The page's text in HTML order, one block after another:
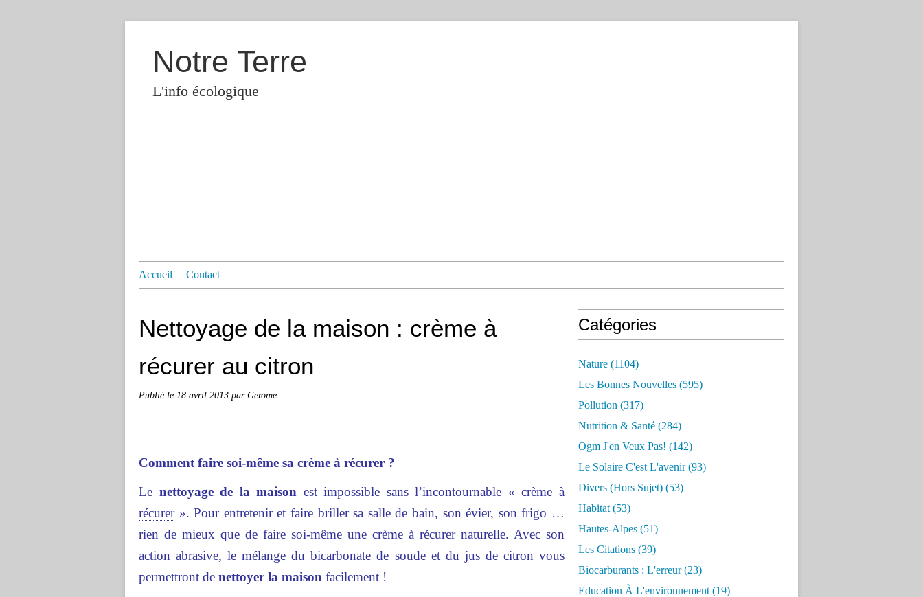
Notre Terre
L'info écologique
Accueil Contact
Nettoyage de la maison : crème à
récurer au citron
Publié le 18 avril 2013 par Gerome
Comment faire soi-même sa crème à récurer ?
Le nettoyage de la maison est impossible sans l’incontournable «crème à
récurer». Pour entretenir et faire briller sa salle de bain, son évier, son frigo …
rien de mieux que de faire soi-même une crème à récurer naturelle. Avec son
action abrasive, le mélange dubicarbonate de soudeet du jus de citron vous
permettront de nettoyer la maison facilement !
Catégories
Nature (1104)
Les Bonnes Nouvelles (595)
Pollution (317)
Nutrition & Santé (284)
Ogm J'en Veux Pas! (142)
Le Solaire C'est L'avenir(93)
Divers (hors Sujet) (53)
Habitat (53)
Hautes-Alpes (51)
Les Citations (39)
Biocarburants : L'erreur(23)
Education À L'environnement (19)